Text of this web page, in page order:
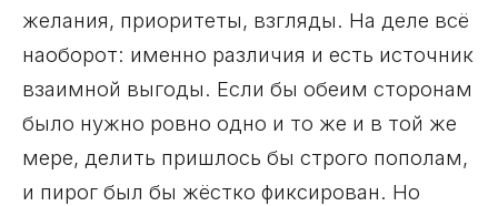
желания, приоритеты, взгляды. На деле всё
наоборот: именно различия и есть источник
взаимной выгоды. Если бы обеим сторонам
было нужно ровно одно и то же и в той же
мере, делить пришлось бы строго пополам,
и пирог был бы жёстко фиксирован. Но